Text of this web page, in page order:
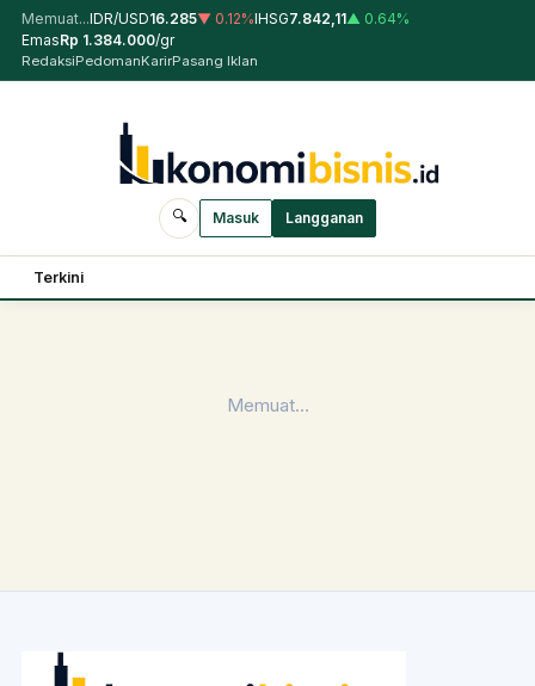
Memuat...IDR/USD16.285▼ 0.12%IHSG7.842,11▲ 0.64%
EmasRp 1.384.000/gr
RedaksiPedomanKarirPasang Iklan
🔍 Masuk Langganan
Terkini
Memuat…